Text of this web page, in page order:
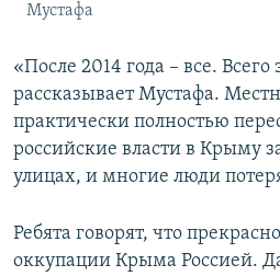
Мустафа
«После 2014 года – все. Всего
рассказывает Мустафа.
практически полностью
российские власти в Крыму
улицах, и многие люди
Ребята говорят, что
оккупации Крыма Россией.